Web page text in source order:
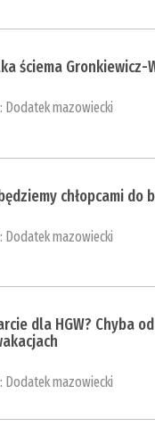
ściema Gronkiewicz-
Dodatek mazowiecki
chłopcami do
Dodatek mazowiecki
dla HGW? Chyba
Dodatek mazowiecki